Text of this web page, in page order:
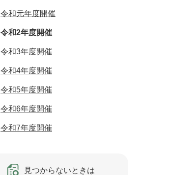
令和元年度開催
令和2年度開催
令和3年度開催
令和4年度開催
令和5年度開催
令和6年度開催
令和7年度開催
見つからないときは